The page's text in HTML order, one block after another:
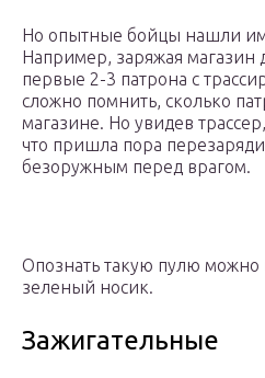
Но опытные бойцы нашли
Например, заряжая магазин
первые 2-3 патрона с
сложно помнить, сколько
магазине. Но увидев
что пришла пора
безоружным перед врагом.
Опознать такую пулю
зеленый носик.
Зажигательные